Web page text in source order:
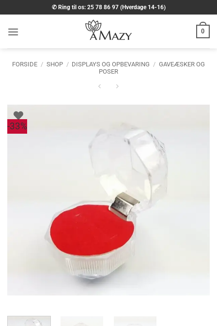
til
indhold
✆ Ring til os: 25 78 86 97 (Hverdage 14-16)
0
FORSIDE / SHOP / DISPLAYS OG OPBEVARING / GAVEÆSKER OG
POSER
-33%